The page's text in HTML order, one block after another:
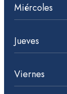
Miércoles
Jueves
Viernes